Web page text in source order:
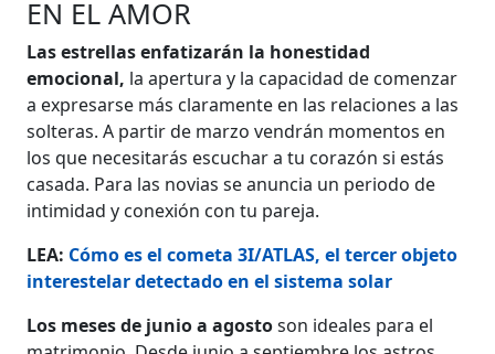
EN EL AMOR
Las estrellas enfatizarán la honestidad
emocional, la apertura y la capacidad de comenzar
a expresarse más claramente en las relaciones a las
solteras. A partir de marzo vendrán momentos en
los que necesitarás escuchar a tu corazón si estás
casada. Para las novias se anuncia un periodo de
intimidad y conexión con tu pareja.
LEA: Cómo es el cometa 3I/ATLAS, el tercer objeto
interestelar detectado en el sistema solar
Los meses de junio a agostoson ideales para el